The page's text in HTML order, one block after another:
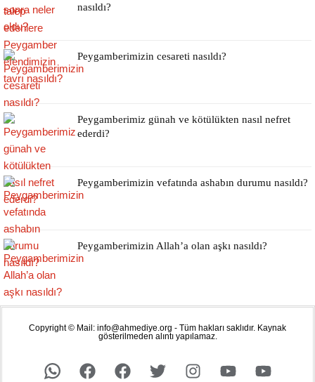
nasıldı?
Peygamberimizin cesareti nasıldı?
Peygamberimiz günah ve kötülükten nasıl nefret
ederdi?
Peygamberimizin vefatında ashabın durumu nasıldı?
Peygamberimizin Allah’a olan aşkı nasıldı?
Copyright © Mail: info@ahmediye.org - Tüm hakları saklıdır. Kaynak
gösterilmeden alıntı yapılamaz.